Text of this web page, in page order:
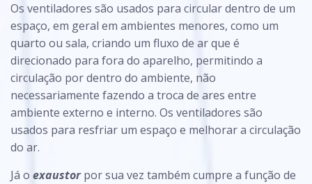
Os ventiladores são usados para circular dentro de um
espaço, em geral em ambientes menores, como um
quarto ou sala, criando um fluxo de ar que é
direcionado para fora do aparelho, permitindo a
circulação por dentro do ambiente, não
necessariamente fazendo a troca de ares entre
ambiente externo e interno. Os ventiladores são
usados para resfriar um espaço e melhorar a circulação
do ar.
Já o exaustorpor sua vez também cumpre a função de